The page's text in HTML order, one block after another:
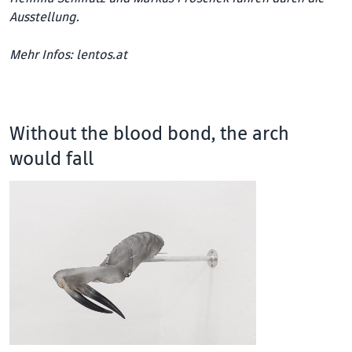
Ausstellung.
Mehr Infos: lentos.at
Without the blood bond, the arch
would fall